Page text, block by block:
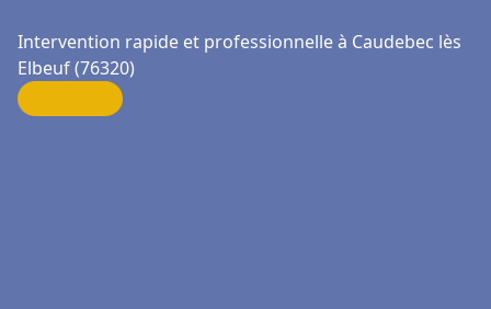
Intervention rapide et professionnelle à Caudebec lès
Elbeuf (76320)